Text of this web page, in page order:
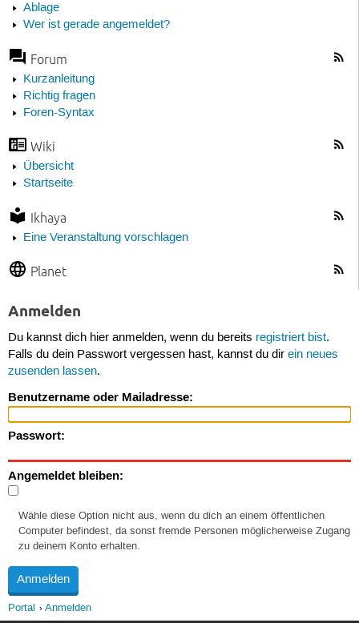
Ablage
Wer ist gerade angemeldet?
Forum
Kurzanleitung
Richtig fragen
Foren-Syntax
Wiki
Übersicht
Startseite
Ikhaya
Eine Veranstaltung vorschlagen
Planet
Anmelden
Du kannst dich hier anmelden, wenn du bereits registriert bist.
Falls du dein Passwort vergessen hast, kannst du dir ein neues
zusenden lassen.
Benutzername oder Mailadresse:
Passwort:
Angemeldet bleiben:
Wähle diese Option nicht aus, wenn du dich an einem öffentlichen
Computer befindest, da sonst fremde Personen möglicherweise Zugang
zu deinem Konto erhalten.
Portal Anmelden